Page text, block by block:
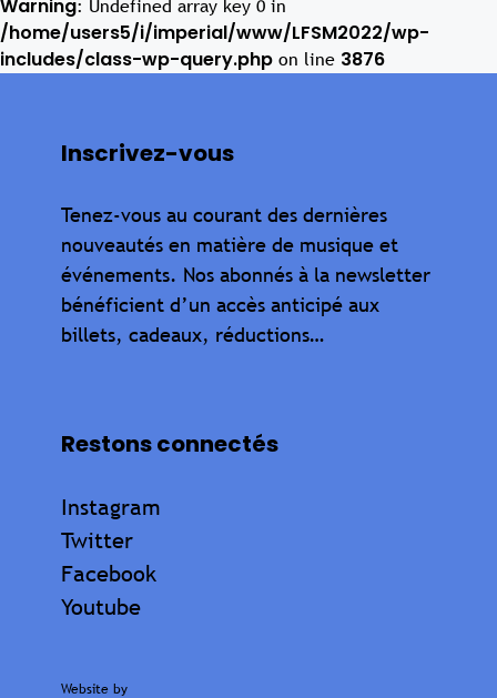
Warning: Undefined array key 0 in
/home/users5/i/imperial/www/LFSM2022/wp-
includes/class-wp-query.php on line 3876
Inscrivez-vous
Tenez-vous au courant des dernières
nouveautés en matière de musique et
événements. Nos abonnés à la newsletter
bénéficient d’un accès anticipé aux
billets, cadeaux, réductions…
Restons connectés
Instagram
Twitter
Facebook
Youtube
Website by